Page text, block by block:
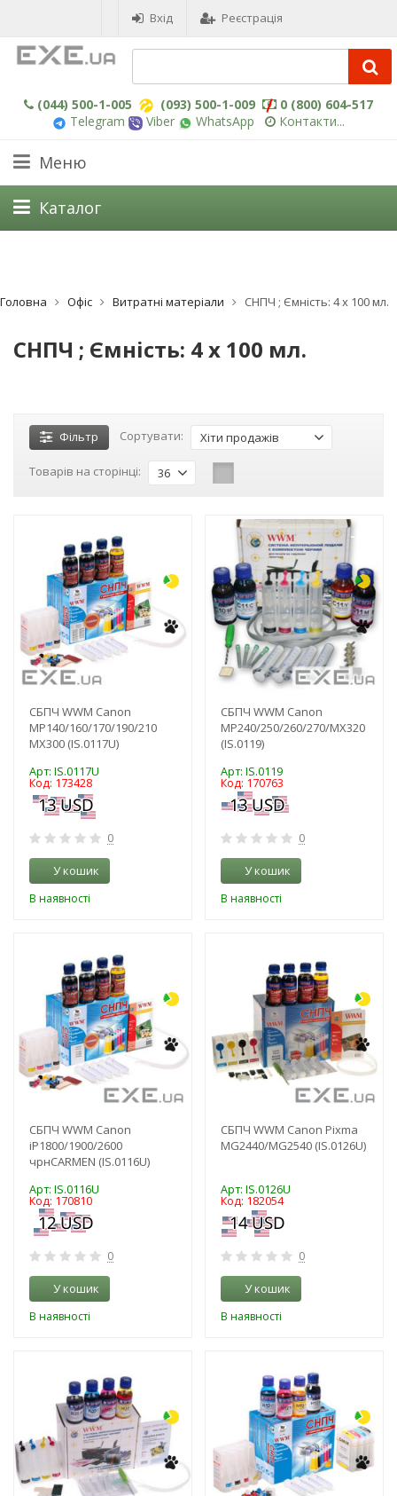
Вхід Реєстрація
(044) 500-1-005 (093) 500-1-009
0 (800) 604-517
Telegram
Viber WhatsApp Контакти...
Меню
Каталог
Головна Офіс Витратні матеріали СНПЧ ; Ємність: 4 х 100 мл.
СНПЧ ; Ємність: 4 х 100 мл.
Фільтр Сортувати: Хіти продажів
Товарів на сторінці: 36
СБПЧ WWM Canon
MP140/160/170/190/210
MX300 (IS.0117U)
Арт: IS.0117U
Код: 173428
0
У кошик
В наявності
-3%
СБПЧ WWM Canon
MP240/250/260/270/MX320
(IS.0119)
Арт: IS.0119
Код: 170763
0
У кошик
В наявності
СБПЧ WWM Canon
iP1800/1900/2600
чрнCARMEN (IS.0116U)
Арт: IS.0116U
Код: 170810
0
У кошик
В наявності
СБПЧ WWM Canon Pixma
MG2440/MG2540 (IS.0126U)
Арт: IS.0126U
Код: 182054
0
У кошик
В наявності